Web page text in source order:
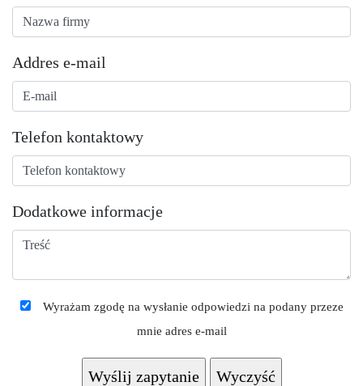
Addres e-mail
Telefon kontaktowy
Dodatkowe informacje
Wyrażam zgodę na wysłanie odpowiedzi na podany przeze
mnie adres e-mail